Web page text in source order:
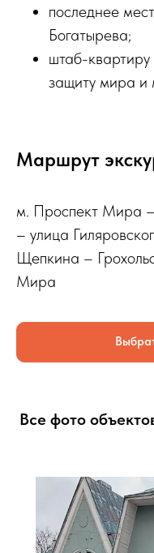
последнее
Богатырева;
штаб-квартиру
защиту мира и
Маршрут
м. Проспект Мира –
– улица
Щепкина –
Мира
Все фото